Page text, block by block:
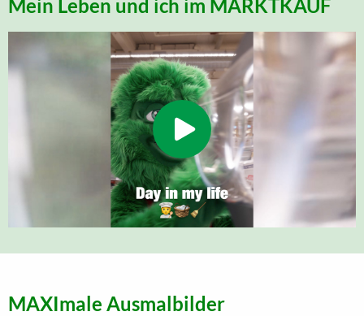
Mein Leben und ich im MARKTKAUF
MAXImale Ausmalbilder